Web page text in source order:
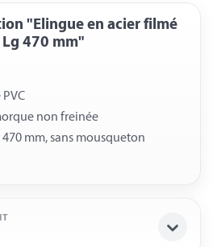
"Elingue en acier filmé
Lg 470 mm"
non freinée